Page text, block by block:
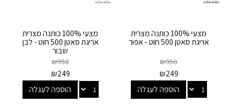
מצעי 100% כותנה מצרית
אריגת סאטן 500 חוט - אפור
₪950
₪249
הוספה לעגלה
מצעי 100% כותנה מצרית
אריגת סאטן 500 חוט - לבן
שבור
₪950
₪249
הוספה לעגלה